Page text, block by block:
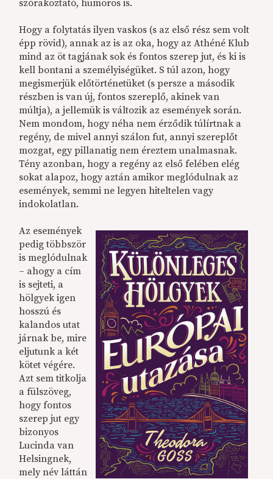
szórakoztató, humoros is.
Hogy a folytatás ilyen vaskos (s az első rész sem volt
épp rövid), annak az is az oka, hogy az Athéné Klub
mind az öt tagjának sok és fontos szerep jut, és ki is
kell bontani a személyiségüket. S túl azon, hogy
megismerjük előtörténetüket (s persze a második
részben is van új, fontos szereplő, akinek van
múltja), a jellemük is változik az események során.
Nem mondom, hogy néha nem érződik túlírtnak a
regény, de mivel annyi szálon fut, annyi szereplőt
mozgat, egy pillanatig nem éreztem unalmasnak.
Tény azonban, hogy a regény az első felében elég
sokat alapoz, hogy aztán amikor meglódulnak az
események, semmi ne legyen hiteltelen vagy
indokolatlan.
Az események
pedig többször
is meglódulnak
– ahogy a cím
is sejteti, a
hölgyek igen
hosszú és
kalandos utat
járnak be, mire
eljutunk a két
kötet végére.
Azt sem titkolja
a fülszöveg,
hogy fontos
szerep jut egy
bizonyos
Lucinda van
Helsingnek,
mely név láttán